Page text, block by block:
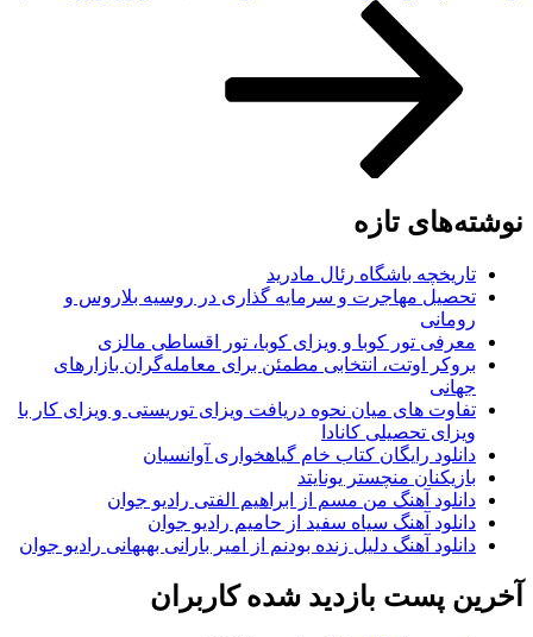
نوشته‌های تازه
تاریخچه باشگاه رئال مادرید
تحصیل مهاجرت و سرمایه گذاری در روسیه بلاروس و
رومانی
معرفی تور کوبا و ویزای کوبا، تور اقساطی مالزی
بروکر اوتت، انتخابی مطمئن برای معامله‌گران بازارهای
جهانی
تفاوت های میان نحوه دریافت ویزای توریستی و ویزای کار با
ویزای تحصیلی کانادا
دانلود رایگان کتاب خام گیاهخواری آوانسیان
بازیکنان منچستر یونایتد
دانلود آهنگ من مسم از ابراهیم الفتی رادیو جوان
دانلود آهنگ سیاه سفید از حامیم رادیو جوان
دانلود آهنگ دلیل زنده بودنم از امیر بارانی بهبهانی رادیو جوان
آخرین پست بازدید شده کاربران